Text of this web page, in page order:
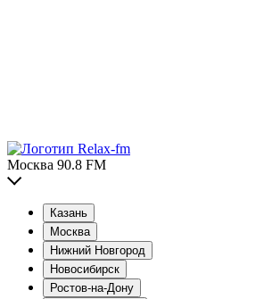
Москва 90.8 FM
Казань
Москва
Нижний Новгород
Новосибирск
Ростов-на-Дону